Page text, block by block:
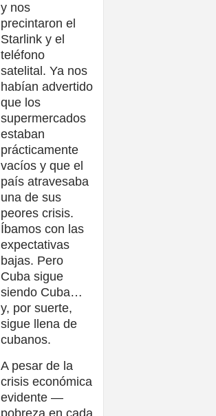
y nos
precintaron el
Starlink y el
teléfono
satelital. Ya nos
habían advertido
que los
supermercados
estaban
prácticamente
vacíos y que el
país atravesaba
una de sus
peores crisis.
Íbamos con las
expectativas
bajas. Pero
Cuba sigue
siendo Cuba…
y, por suerte,
sigue llena de
cubanos.
A pesar de la
crisis económica
evidente —